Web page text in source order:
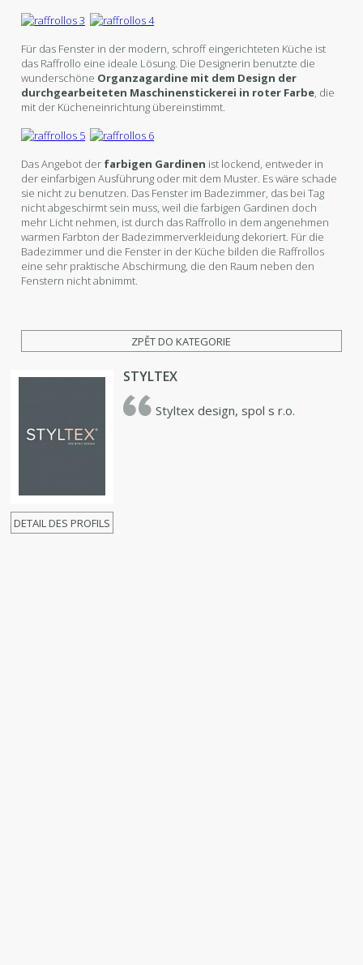
Für das Fenster in der modern, schroff eingerichteten Küche ist
das Raffrollo eine ideale Lösung. Die Designerin benutzte die
wunderschöne Organzagardine mit dem Design der
durchgearbeiteten Maschinenstickerei in roter Farbe, die
mit der Kücheneinrichtung übereinstimmt.
Das Angebot der farbigen Gardinen ist lockend, entweder in
der einfarbigen Ausführung oder mit dem Muster. Es wäre schade
sie nicht zu benutzen. Das Fenster im Badezimmer, das bei Tag
nicht abgeschirmt sein muss, weil die farbigen Gardinen doch
mehr Licht nehmen, ist durch das Raffrollo in dem angenehmen
warmen Farbton der Badezimmerverkleidung dekoriert. Für die
Badezimmer und die Fenster in der Küche bilden die Raffrollos
eine sehr praktische Abschirmung, die den Raum neben den
Fenstern nicht abnimmt.
ZPĚT DO KATEGORIE
DETAIL DES PROFILS
STYLTEX
Styltex design, spol s r.o.